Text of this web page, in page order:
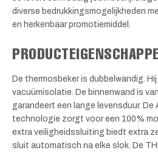
diverse bedrukkingsmogelijkheden
en herkenbaar promotiemiddel.
De thermosbeker is dubbelwandig.
vacuümisolatie. De binnenwand is
garandeert een lange levensduur.
technologie zorgt voor een 100%
extra veiligheidssluiting biedt extra
sluit automatisch na elke slok. De